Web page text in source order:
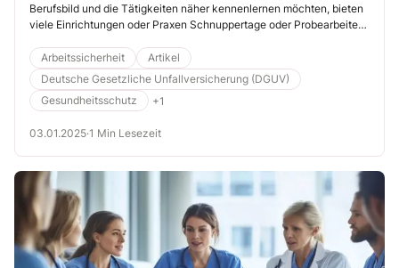
Berufsbild und die Tätigkeiten näher kennenlernen möchten, bieten
viele Einrichtungen oder Praxen Schnuppertage oder Probearbeiten
„Probearbeit“ entschieden hat, sollten Sie mit folgenden
Maßnahmen die Sicherheit und Gesundheit der Teilnehmer
schützen.
Arbeitssicherheit
Artikel
Deutsche Gesetzliche Unfallversicherung (DGUV)
Gesundheitsschutz
+1
03.01.2025·1 Min Lesezeit